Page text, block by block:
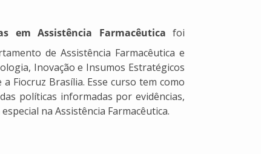
em Assistência Farmacêutica foi
de Assistência Farmacêutica e
Inovação e Insumos Estratégicos
Fiocruz Brasília. Esse curso tem como
políticas informadas por evidências,
na Assistência Farmacêutica.